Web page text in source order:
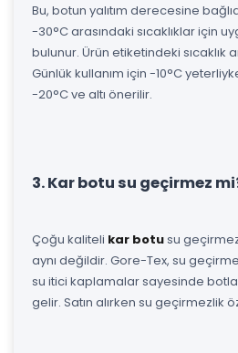
Bu, botun yalıtım derecesine
-30°C arasındaki sıcaklıklar için
bulunur. Ürün etiketindeki sıcaklık
Günlük kullanım için -10°C
-20°C ve altı önerilir.
3. Kar botu su geçirmez
Çoğu kaliteli kar botusu
aynı değildir. Gore-Tex, su
su itici kaplamalar sayesinde
gelir. Satın alırken su geçirmezlik